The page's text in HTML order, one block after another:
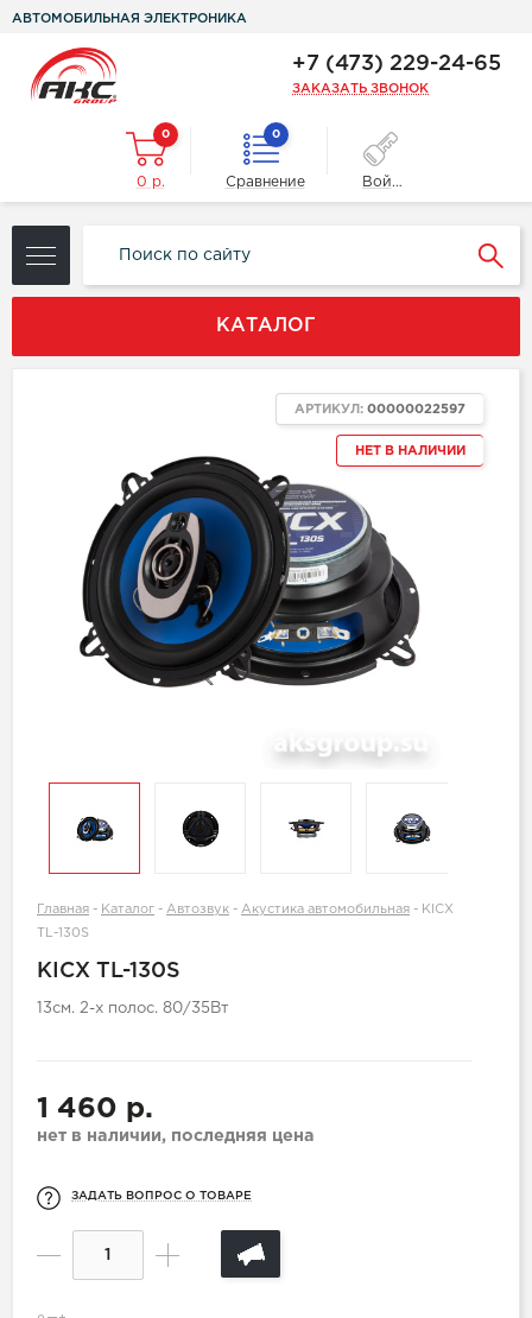
АВТОМОБИЛЬНАЯ ЭЛЕКТРОНИКА
+7 (473) 229-24-65
ЗАКАЗАТЬ ЗВОНОК
0
0 р.
0
Сравнение Войти
КАТАЛОГ
НЕТ В НАЛИЧИИ
АРТИКУЛ: 00000022597
Главная - Каталог - Автозвук - Акустика автомобильная - KICX
TL-130S
KICX TL-130S
13см. 2-х полос. 80/35Вт
1 460 р.
нет в наличии, последняя цена
ЗАДАТЬ ВОПРОС О ТОВАРЕ